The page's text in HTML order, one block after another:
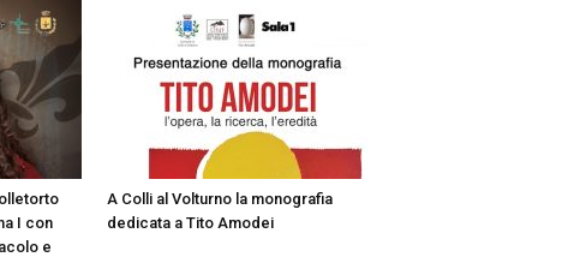
I con
e
A Colli al Volturno la monografia
dedicata a Tito Amodei